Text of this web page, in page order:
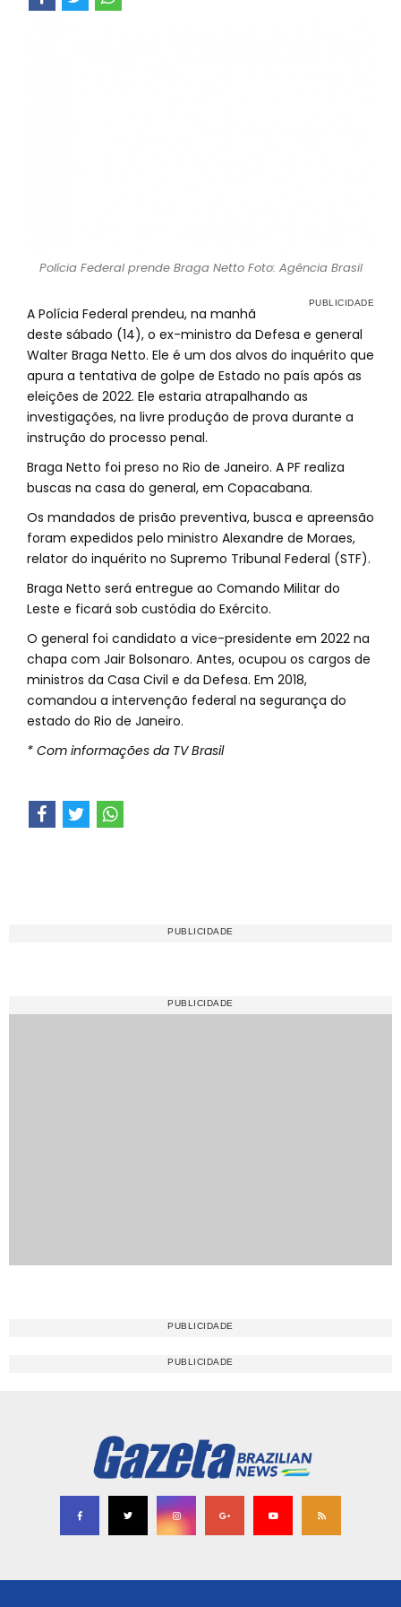
Polícia Federal prende Braga Netto Foto: Agência Brasil
A Polícia Federal prendeu, na manhã
deste sábado (14), o ex-ministro da Defesa e general
Walter Braga Netto. Ele é um dos alvos do inquérito que
apura a tentativa de golpe de Estado no país após as
eleições de 2022. Ele estaria atrapalhando as
investigações, na livre produção de prova durante a
instrução do processo penal.
Braga Netto foi preso no Rio de Janeiro. A PF realiza
buscas na casa do general, em Copacabana.
Os mandados de prisão preventiva, busca e apreensão
foram expedidos pelo ministro Alexandre de Moraes,
relator do inquérito no Supremo Tribunal Federal (STF).
Braga Netto será entregue ao Comando Militar do
Leste e ficará sob custódia do Exército.
O general foi candidato a vice-presidente em 2022 na
chapa com Jair Bolsonaro. Antes, ocupou os cargos de
ministros da Casa Civil e da Defesa. Em 2018,
comandou a intervenção federal na segurança do
estado do Rio de Janeiro.
* Com informações da TV Brasil